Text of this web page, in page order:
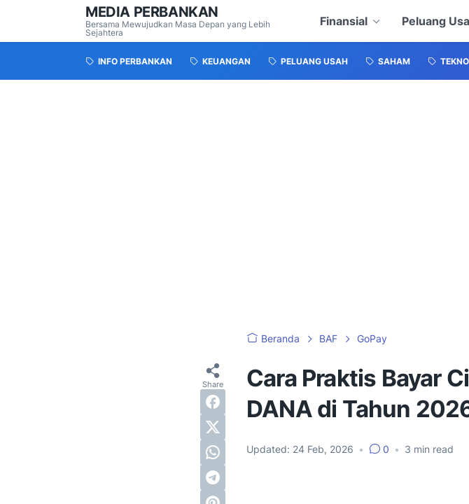
MEDIA PERBANKAN
Bersama Mewujudkan Masa Depan yang Lebih
Sejahtera
Finansial Peluang
INFO PERBANKAN KEUANGAN PELUANG USAH SAHAM
Beranda BAF GoPay
Cara Praktis Bayar
DANA di Tahun
Updated: 24 Feb, 2026 • 0 • 3 min read